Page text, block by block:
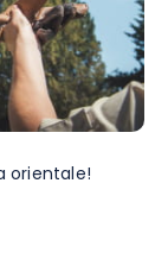
orientale!